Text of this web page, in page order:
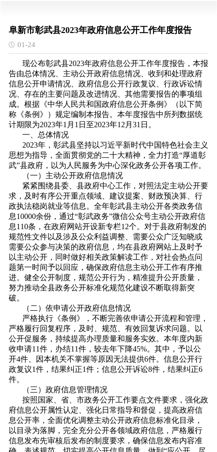
阜新市彰武县2023年政府信息公开工作年度报告
01-24
现公布彰武县2023年政府信息公开工作年度报告，本报
告由总体情况、主动公开政府信息情况、收到和处理政府
信息公开申请情况、政府信息公开行政复议、行政诉讼情
况、存在的主要问题及改进情况、其他需要报告的事项组
成。 根据《中华人民共和国政府信息公开条例》（以下简
称《条例》）规定编制本报告。 本年度报告中所列数据统
计期限为2023年1月1日至2023年12月31日。
一、总体情况
2023年，彰武县坚持以习近平新时代中国特色社会主义
思想为指导，全面贯彻党的二十大精神，全力打造“厚道彰
武”县政府，以为人民服务为中心深化政务公开各项工作。
（一）主动公开政府信息情况
紧紧围绕县委、县政府中心工作，对照法定主动公开要
求，及时有序公开重点领域、建议提案、财政预决算、行
政执法稳岗就业等信息。全年彰武县主动公开各类政务信
息10000余份，通过“彰武政务”微信公众号主动公开政府信
息110条，在政府网站开设新专栏12个。对于县政府制发的
规范性文件以及涉及公众利益调整、需要公众广泛知晓或
需要公众参与决策的政府信息，均在县政府网站上及时予
以主动公开，同时做好相关政策解读工作，对社会热点问
题第一时间予以回应，确保政府信息主动公开工作有序推
进。健全公开制度，规范公开行为，精准提升公开质量，
努力推动全县政务公开标准化规范化建设不断取得新突
破。
（二）依申请公开政府信息情况
严格执行《条例》，不断完善依申请公开流程和管理，
严格履行回复程序，及时、规范、有效回复诉求问题。以
公开促服务，持续提高办理质量和服务实效。 本年度内新
收申请11件，办结11件，较去年下降45%。其中，予以公
开4件、因本机关不掌握等原因无法提供6件。信息公开行
政复议1件，结果纠正1件；信息公开诉讼8件，结果纠正6
件。
（三）政府信息管理情况
按照国家、省、市政务公开工作要点文件要求，强化政
府信息公开属性认定、强化日常指导和督促，提高政府信
息公开率，全面优化调整主动公开政府信息标准化目录，
以目录为落脚，完全充分公开各领域政府信息，严格履行
信息发布先审核后发布的制度要求，确保信息发布内容准